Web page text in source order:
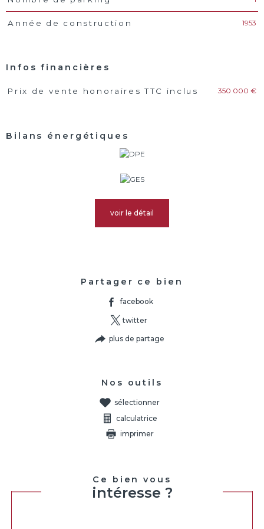
Année de construction 1953
Infos financières
Caractéristiques Valeurs
Prix de vente honoraires TTC inclus 350 000 €
Bilans énergétiques
voir le détail
Partager ce bien
facebook
twitter
plus de partage
Nos outils
sélectionner
calculatrice
imprimer
Ce bien vous
intéresse ?